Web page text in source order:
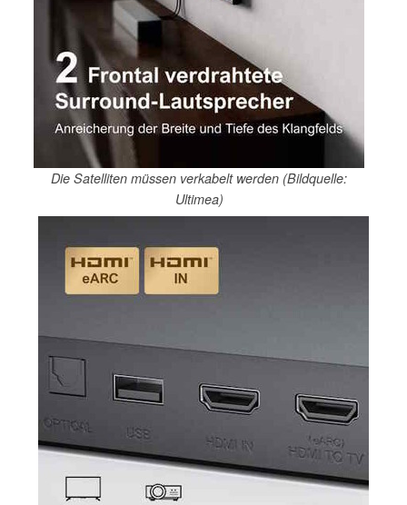
Die Satelliten müssen verkabelt werden (Bildquelle:
Ultimea)